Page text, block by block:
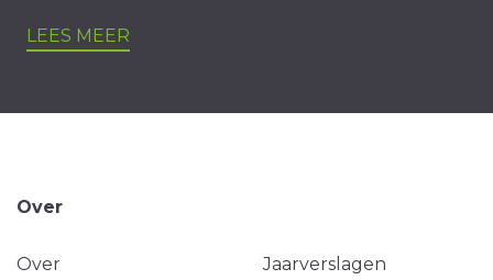
LEES MEER
Over
Over Jaarverslagen